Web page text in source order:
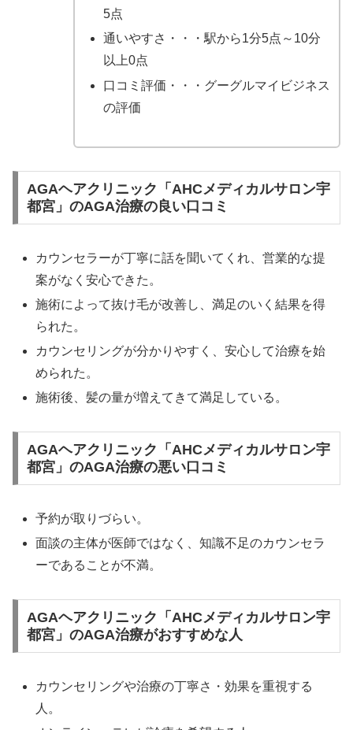
5点
通いやすさ・・・駅から1分5点～10分
以上0点
口コミ評価・・・グーグルマイビジネス
の評価
AGAヘアクリニック「AHCメディカルサロン宇
都宮」のAGA治療の良い口コミ
カウンセラーが丁寧に話を聞いてくれ、営業的な提
案がなく安心できた。
施術によって抜け毛が改善し、満足のいく結果を得
られた。
カウンセリングが分かりやすく、安心して治療を始
められた。
施術後、髪の量が増えてきて満足している。
AGAヘアクリニック「AHCメディカルサロン宇
都宮」のAGA治療の悪い口コミ
予約が取りづらい。
面談の主体が医師ではなく、知識不足のカウンセラ
ーであることが不満。
AGAヘアクリニック「AHCメディカルサロン宇
都宮」のAGA治療がおすすめな人
カウンセリングや治療の丁寧さ・効果を重視する
人。